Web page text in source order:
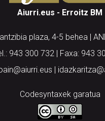
Aiurri.eus - Erroitz BM
plaza, 4-5 behea |
943 300 732 | Faxa: 943
|
Codesyntaxek garatua